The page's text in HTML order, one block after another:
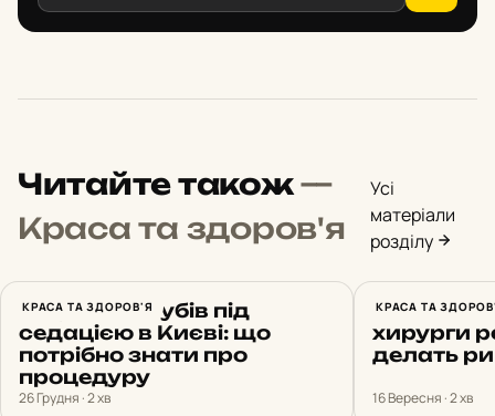
Читайте також—
Краса та здоров'я
Усі
матеріали
розділу
КРАСА ТА ЗДОРОВ'Я
Лікування зубів під
седацією в Києві: що
потрібно знати про
процедуру
26 Грудня · 2 хв
КРАСА ТА
Когда
хирурги
делать
16 Вересня · 2 хв